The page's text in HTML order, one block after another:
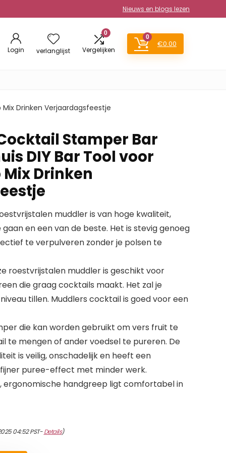
Nieuws en blogs lezen
Login verlanglijst
0
Vergelijken
0
€0.00
Drinken Verjaardagsfeestje
Stamper Bar
DIY Bar Tool voor
Drinken
muddler is van hoge kwaliteit,
en een van de beste. Het is stevig genoeg
te verpulveren zonder je polsen te
roestvrijstalen muddler is geschikt voor
die graag cocktails maakt. Het zal je
tillen. Muddlers cocktail is goed voor een
die kan worden gebruikt om vers fruit te
te mengen of ander voedsel te pureren. De
is veilig, onschadelijk en heeft een
puree-effect met minder werk.
ergonomische handgreep ligt comfortabel in
04:52 PST-Details)